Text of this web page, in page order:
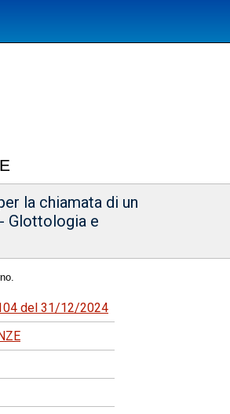
la chiamata di un
Glottologia e
del 31/12/2024